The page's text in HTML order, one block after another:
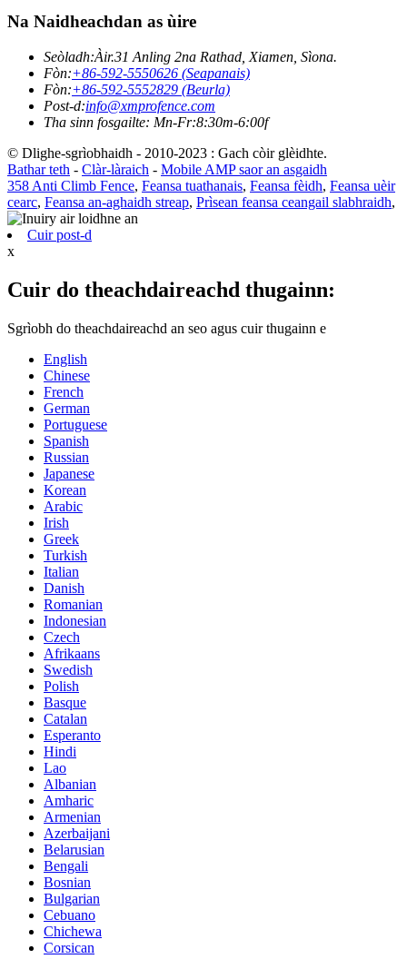
Na Naidheachdan as ùire
Seòladh:Àir.31 Anling 2na Rathad, Xiamen, Sìona.
Fòn:+86-592-5550626 (Seapanais)
Fòn:+86-592-5552829 (Beurla)
Post-d:info@xmprofence.com
Tha sinn fosgailte: Mn-Fr:8:30m-6:00f
© Dlighe-sgrìobhaidh - 2010-2023 : Gach còir glèidhte.
Bathar teth - Clàr-làraich - Mobile AMP saor an asgaidh
358 Anti Climb Fence, Feansa tuathanais, Feansa fèidh, Feansa uèir
cearc, Feansa an-aghaidh streap, Prìsean feansa ceangail slabhraidh,
Cuir post-d
x
Cuir do theachdaireachd thugainn:
Sgrìobh do theachdaireachd an seo agus cuir thugainn e
English
Chinese
French
German
Portuguese
Spanish
Russian
Japanese
Korean
Arabic
Irish
Greek
Turkish
Italian
Danish
Romanian
Indonesian
Czech
Afrikaans
Swedish
Polish
Basque
Catalan
Esperanto
Hindi
Lao
Albanian
Amharic
Armenian
Azerbaijani
Belarusian
Bengali
Bosnian
Bulgarian
Cebuano
Chichewa
Corsican